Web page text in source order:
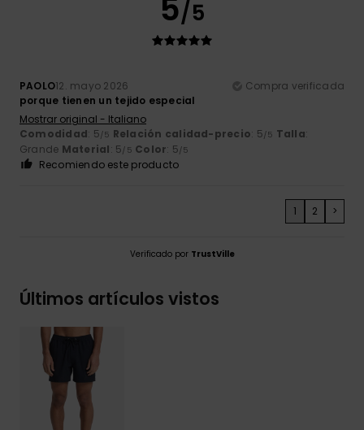
5/5
PAOLO12. mayo 2026
Compra verificada
porque tienen un tejido especial
Mostrar original - Italiano
Comodidad: 5/5 Relación calidad-precio: 5/5 Talla:
Grande Material: 5/5 Color: 5/5
Recomiendo este producto
1 2 >
Verificado por TrustVille
Últimos artículos vistos